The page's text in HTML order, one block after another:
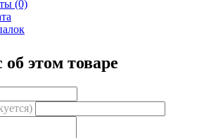
(0)
об этом товаре